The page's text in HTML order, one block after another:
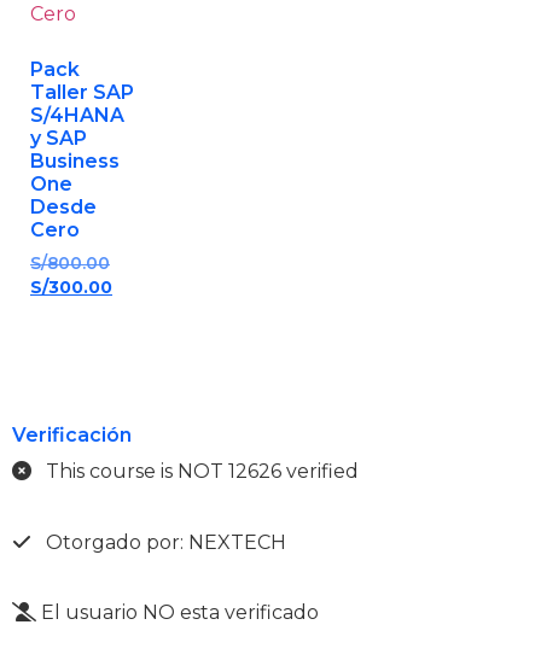
Pack
Taller SAP
S/4HANA
y SAP
Business
One
Desde
Cero
S/800.00
S/300.00
Verificación
This course is NOT 12626 verified
Otorgado por: NEXTECH
El usuario NO esta verificado